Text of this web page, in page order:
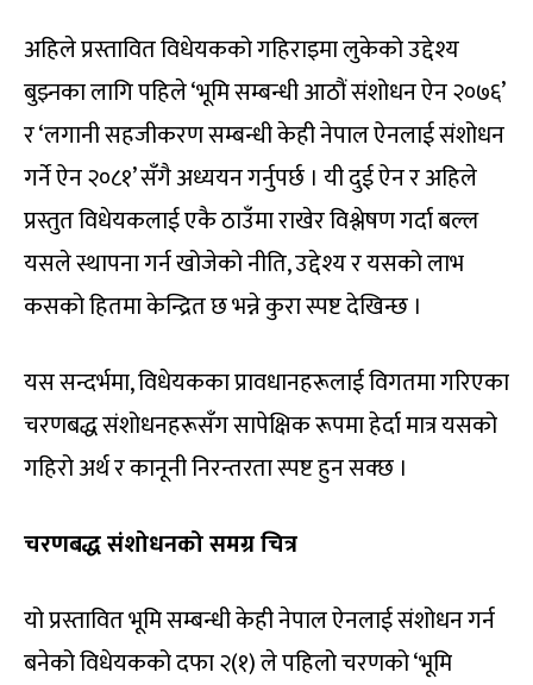
अहिले प्रस्तावित विधेयकको गहिराइमा लुकेको उद्देश्य
बुझ्नका लागि पहिले ‘भूमि सम्बन्धी आठौं संशोधन ऐन २०७६’
र ‘लगानी सहजीकरण सम्बन्धी केही नेपाल ऐनलाई संशोधन
गर्ने ऐन २०८१’ सँगै अध्ययन गर्नुपर्छ । यी दुई ऐन र अहिले
प्रस्तुत विधेयकलाई एकै ठाउँमा राखेर विश्लेषण गर्दा बल्ल
यसले स्थापना गर्न खोजेको नीति, उद्देश्य र यसको लाभ
कसको हितमा केन्द्रित छ भन्ने कुरा स्पष्ट देखिन्छ ।
यस सन्दर्भमा, विधेयकका प्रावधानहरूलाई विगतमा गरिएका
चरणबद्ध संशोधनहरूसँग सापेक्षिक रूपमा हेर्दा मात्र यसको
गहिरो अर्थ र कानूनी निरन्तरता स्पष्ट हुन सक्छ ।
चरणबद्ध संशोधनको समग्र चित्र
यो प्रस्तावित भूमि सम्बन्धी केही नेपाल ऐनलाई संशोधन गर्न
बनेको विधेयकको दफा २(१) ले पहिलो चरणको ‘भूमि